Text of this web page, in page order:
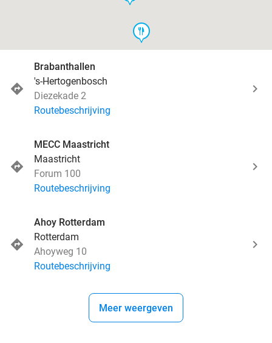
food
Brabanthallen
's-Hertogenbosch
Diezekade 2
Routebeschrijving
MECC Maastricht
Maastricht
Forum 100
Routebeschrijving
Ahoy Rotterdam
Rotterdam
Ahoyweg 10
Routebeschrijving
Meer weergeven